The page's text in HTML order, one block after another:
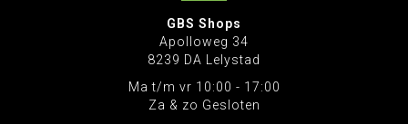
GBS Shops
Apolloweg 34
8239 DA Lelystad
Ma t/m vr 10:00 - 17:00
Za & zo Gesloten